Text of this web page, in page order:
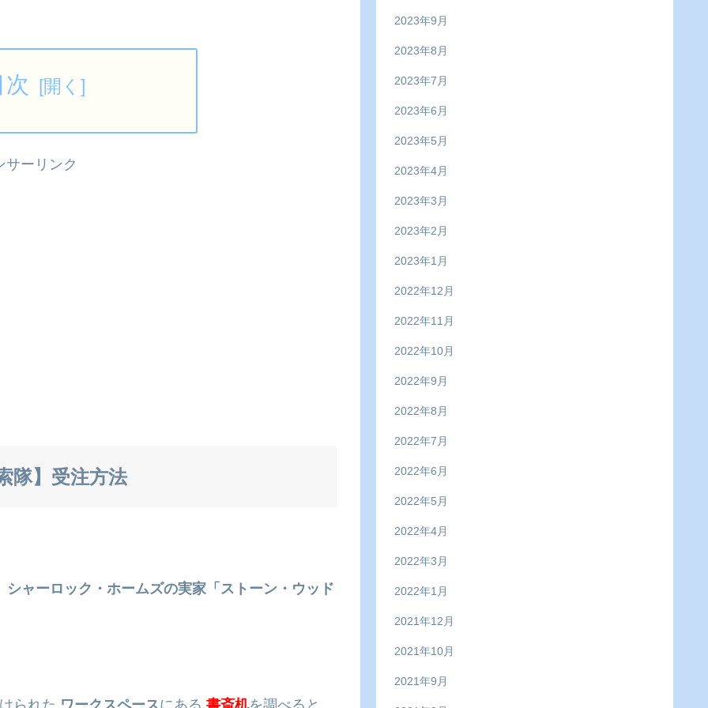
次
サーリンク
隊】受注方法
シャーロック・ホームズの実家「ストーン・ウッド
られた ワークスペースにある 書斎机を調べると
2023年9月
2023年8月
2023年7月
2023年6月
2023年5月
2023年4月
2023年3月
2023年2月
2023年1月
2022年12月
2022年11月
2022年10月
2022年9月
2022年8月
2022年7月
2022年6月
2022年5月
2022年4月
2022年3月
2022年1月
2021年12月
2021年10月
2021年9月